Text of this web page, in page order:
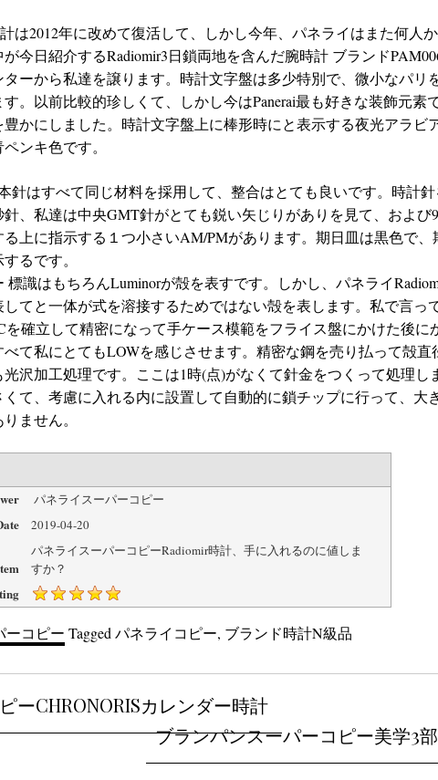
は2012年に改めて復活して、しかし今年、パネライはまた何人
今日紹介するRadiomir3日鎖両地を含んだ腕時計 ブランド
ーから私達を譲ります。時計文字盤は多少特別で、微小なパリ
。以前比較的珍しくて、しかし今はPanerai最も好きな装飾元素
かにしました。時計文字盤上に棒形時にと表示する夜光アラビ
ンキ色です。
針はすべて同じ材料を採用して、整合はとても良いです。時計
、私達は中央GMT針がとても鋭い矢じりがありを見て、および
上に指示する１つ小さいAM/PMがあります。期日皿は黒色で、
るです。
標識はもちろんLuminorが殻を表すです。しかし、パネライ
てと一体が式を溶接するためではない殻を表します。私で言っ
を確立して精密になって手ケース模範をフライス盤にかけた後に
て私にとてもLOWを感じさせます。精密な鋼を売り払って殻直
沢加工処理です。ここは1時(点)がなくて針金をつくって処理し
て、考慮に入れる内に設置して自動的に鎖チップに行って、大
ません。
パネライスーパーコピー
2019-04-20
パネライスーパーコピーRadiomir時計、手に入れるのに値しま
すか？
ーコピー Taggedパネライコピー, ブランド時計N級品
ーCHRONORISカレンダー時計
ブランパンスーパーコピー美学3